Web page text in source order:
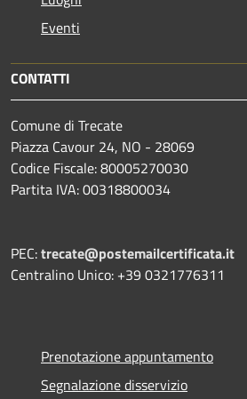
Eventi
CONTATTI
Comune di Trecate
Piazza Cavour 24, NO - 28069
Codice Fiscale: 80005270030
Partita IVA: 00318800034
PEC:trecate@postemailcertificata.it
Centralino Unico: +39 0321776311
Prenotazione appuntamento
Segnalazione disservizio